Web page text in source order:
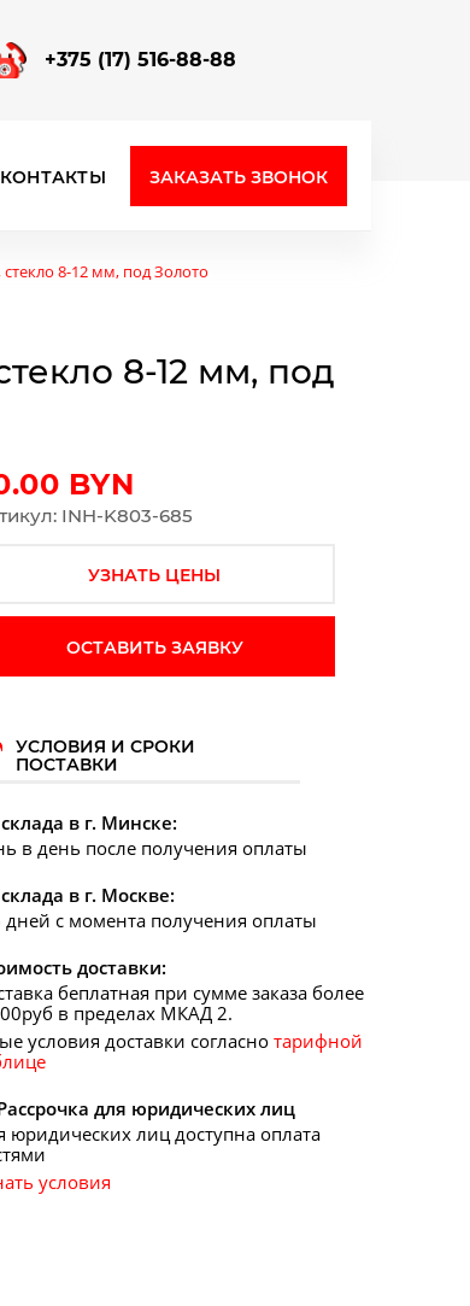
+375 (17) 516-88-88
КОНТАКТЫ ЗАКАЗАТЬ ЗВОНОК
8-12 мм, под Золото
8-12 мм, под
BYN
INH-K803-685
УЗНАТЬ ЦЕНЫ
ОСТАВИТЬ ЗАЯВКУ
УСЛОВИЯ И СРОКИ
ПОСТАВКИ
в г. Минске:
в день после получения оплаты
в г. Москве:
дней с момента получения оплаты
доставки:
беплатная при сумме заказа более
в пределах МКАД 2.
условия доставки согласно тарифной
для юридических лиц
юридических лиц доступна оплата
условия